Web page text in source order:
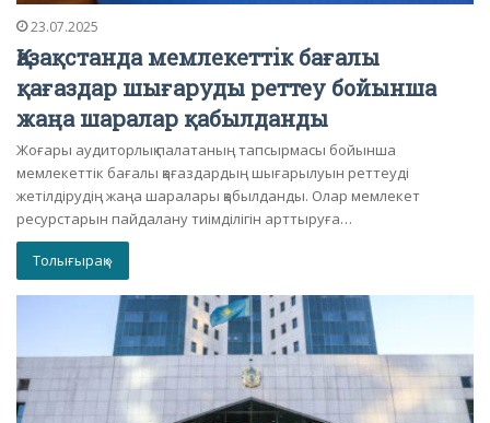
23.07.2025
Қазақстанда мемлекеттік бағалы
қағаздар шығаруды реттеу бойынша
жаңа шаралар қабылданды
Жоғары аудиторлық палатаның тапсырмасы бойынша
мемлекеттік бағалы қағаздардың шығарылуын реттеуді
жетілдірудің жаңа шаралары қабылданды. Олар мемлекет
ресурстарын пайдалану тиімділігін арттыруға…
Толығырақ »